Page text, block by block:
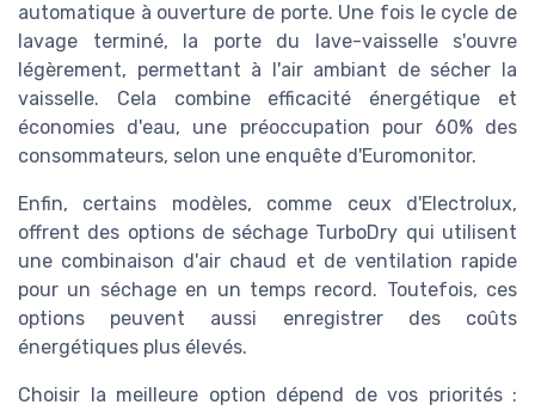
automatique à ouverture de porte. Une fois le cycle de
lavage terminé, la porte du lave-vaisselle s'ouvre
légèrement, permettant à l'air ambiant de sécher la
vaisselle. Cela combine efficacité énergétique et
économies d'eau, une préoccupation pour 60% des
consommateurs, selon une enquête d'Euromonitor.
Enfin, certains modèles, comme ceux d'Electrolux,
offrent des options de séchage TurboDry qui utilisent
une combinaison d'air chaud et de ventilation rapide
pour un séchage en un temps record. Toutefois, ces
options peuvent aussi enregistrer des coûts
énergétiques plus élevés.
Choisir la meilleure option dépend de vos priorités :